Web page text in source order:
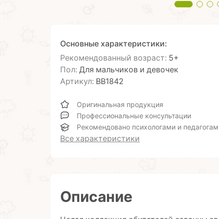
Основные характеристики:
Рекомендованный возраст: 5+
Пол: Для мальчиков и девочек
Артикул: ВВ1842
Оригинальная продукция
Профессиональные консультации
Рекомендовано психологами и
Все характеристики
Описание